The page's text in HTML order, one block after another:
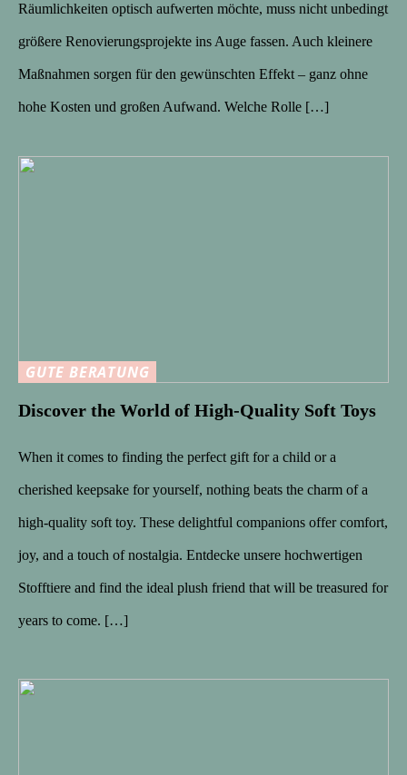
Räumlichkeiten optisch aufwerten möchte, muss nicht unbedingt
größere Renovierungsprojekte ins Auge fassen. Auch kleinere
Maßnahmen sorgen für den gewünschten Effekt – ganz ohne
hohe Kosten und großen Aufwand. Welche Rolle […]
GUTE BERATUNG
Discover the World of High-Quality Soft Toys
When it comes to finding the perfect gift for a child or a
cherished keepsake for yourself, nothing beats the charm of a
high-quality soft toy. These delightful companions offer comfort,
joy, and a touch of nostalgia. Entdecke unsere hochwertigen
Stofftiere and find the ideal plush friend that will be treasured for
years to come. […]